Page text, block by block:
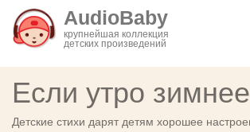
AudioBaby
крупнейшая коллекция
детских произведений
Если утро
Детские стихи дарят детям хорошее